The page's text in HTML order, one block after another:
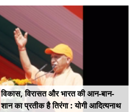
विकास, विरासत और भारत की आन-बान-
शान का प्रतीक है तिरंगा : योगी आदित्यनाथ